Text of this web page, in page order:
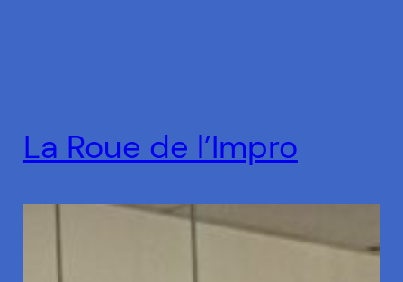
La Roue de l’Impro